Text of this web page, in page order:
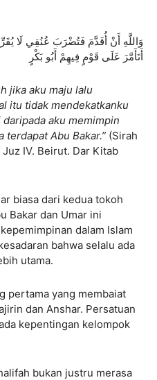
وَاللَّهِ أَنْ أُقَدَّمَ فَتُضْرَبَ عُنُقِي لَا
أَتَأَمَّرَ عَلَى قَوْمٍ فِيهِمْ أَبُو بَكْرٍ
jika aku maju lalu
itu tidak mendekatkanku
aku memimpin
terdapat Abu Bakar.” (Sirah
IV. Beirut. Dar Kitab
biasa dari kedua tokoh
Bakar dan Umar ini
dalam Islam
bahwa selalu ada
utama.
pertama yang membaiat
dan Anshar. Persatuan
kepentingan kelompok
bukan justru merasa